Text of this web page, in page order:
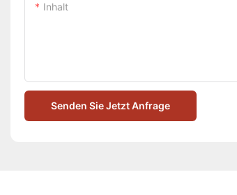
Inhalt
Senden Sie Jetzt Anfrage